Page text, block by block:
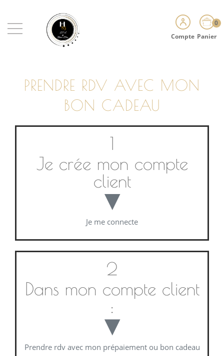
Compte
0
Panier
PRENDRE RDV AVEC MON
BON CADEAU
1
Je crée mon compte
client
▼
Je me connecte
2
Dans mon compte client
:
▼
Prendre rdv avec mon prépaiement ou bon cadeau